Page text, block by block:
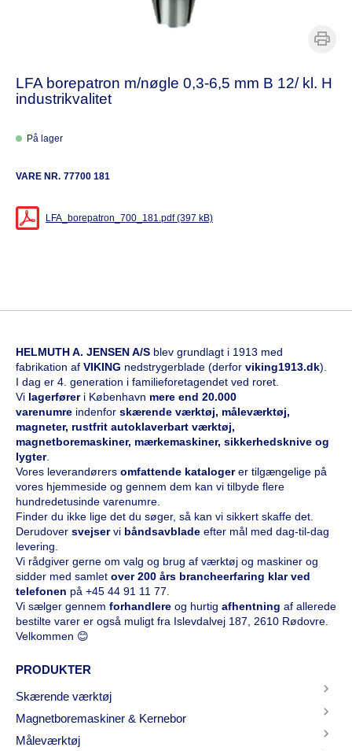
LFA borepatron m/nøgle 0,3-6,5 mm B 12/ kl. H
industrikvalitet
På lager
VARE NR. 77700 181
LFA_borepatron_700_181.pdf (397 kB)
HELMUTH A. JENSEN A/S blev grundlagt i 1913 med
fabrikation af VIKING nedstrygerblade (derfor viking1913.dk).
I dag er 4. generation i familieforetagendet ved roret.
Vi lagerfører i København mere end 20.000
varenumre indenfor skærende værktøj, måleværktøj,
magneter, rustfrit autoklaverbart værktøj,
magnetboremaskiner, mærkemaskiner, sikkerhedsknive og
lygter.
Vores leverandørers omfattende katalogerer tilgængelige på
vores hjemmeside og gennem dem kan vi tilbyde flere
hundredetusinde varenumre.
Finder du ikke lige det du søger, så kan vi sikkert skaffe det.
Derudover svejservi båndsavblade efter mål med dag-til-dag
levering.
Vi rådgiver gerne om valg og brug af værktøj og maskiner og
sidder med samlet over 200 års brancheerfaring klar ved
telefonen på +45 44 91 11 77
Vi sælger gennem forhandlere og hurtig afhentning af allerede
bestilte varer er også muligt fra Islevdalvej 187, 2610 Rødovre.
Velkommen 😊
PRODUKTER
Skærende værktøj
Magnetboremaskiner & Kernebor
Måleværktøj